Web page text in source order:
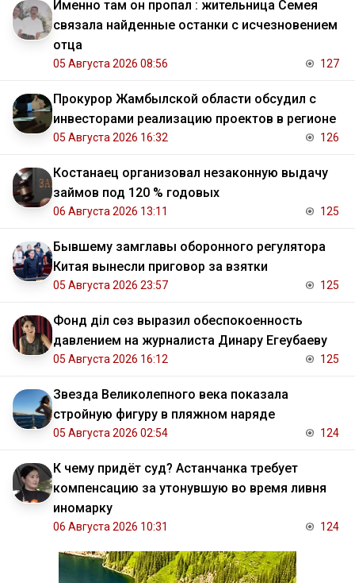
Именно там он пропал : жительница Семея
связала найденные останки с исчезновением
отца
05 Августа 2026 08:56 127
Прокурор Жамбылской области обсудил с
инвесторами реализацию проектов в регионе
05 Августа 2026 16:32 126
Костанаец организовал незаконную выдачу
займов под 120 % годовых
06 Августа 2026 13:11 125
Бывшему замглавы оборонного регулятора
Китая вынесли приговор за взятки
05 Августа 2026 23:57 125
Фонд Әділ сөз выразил обеспокоенность
давлением на журналиста Динару Егеубаеву
05 Августа 2026 16:12 125
Звезда Великолепного века показала
стройную фигуру в пляжном наряде
05 Августа 2026 02:54 124
К чему придёт суд? Астанчанка требует
компенсацию за утонувшую во время ливня
иномарку
06 Августа 2026 10:31 124